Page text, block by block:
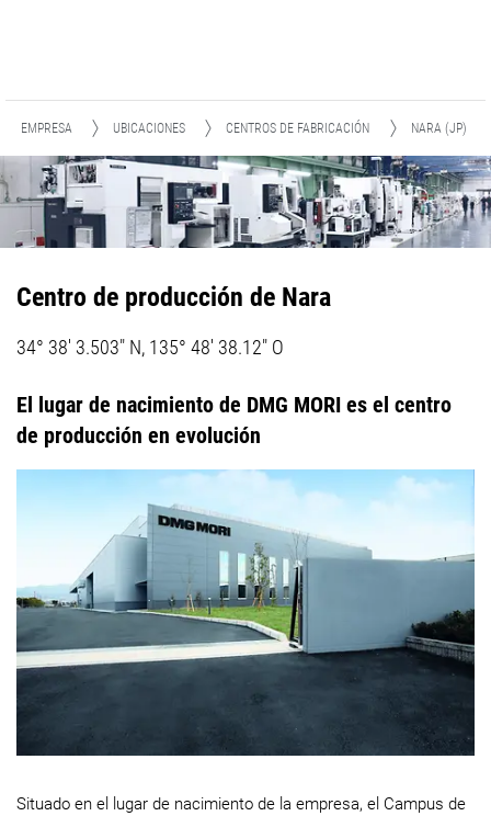
EMPRESA UBICACIONES CENTROS DE FABRICACIÓN NARA (JP)
Centro de producción de Nara
34° 38' 3.503" N, 135° 48' 38.12" O
El lugar de nacimiento de DMG MORI es el centro
de producción en evolución
Situado en el lugar de nacimiento de la empresa, el Campus de